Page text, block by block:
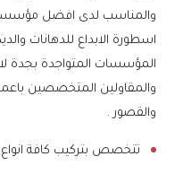
والمناسب لدى افضل
اسطورة الابداع للدهانات
المؤسسات المتواجدة بجدة
والمقاولين المتخصصين
والقصور .
تتخصص بتركيب كافة انواع